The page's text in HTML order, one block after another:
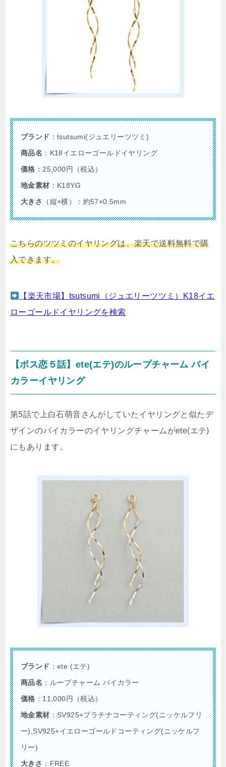
ブランド ：tsutsumi(ジュエリーツツミ)
商品名 ：K18イエローゴールドイヤリング
価格 ：25,000円（税込）
地金素材 ：K18YG
大きさ
（縦×横）：約57×0.5mm
こちらのツツミのイヤリングは、楽天で送料無料で購
入できます。
【楽天市場】tsutsumi（ジュエリーツツミ）K18イエ
ローゴールドイヤリングを検索
【ボス恋５話】ete(エテ)のループチャーム バイ
カラーイヤリング
第5話で上白石萌音さんがしていたイヤリングと似たデ
ザインのバイカラーのイヤリングチャームがete(エテ)
にもあります。
ブランド ：ete (エテ)
商品名 ：ループチャーム バイカラー
価格 ：11,000円（税込）
地金素材 ：SV925+プラチナコーティング(ニッケルフリ
ー),SV925+イエローゴールドコーティング(ニッケルフ
リー)
大きさ ：FREE